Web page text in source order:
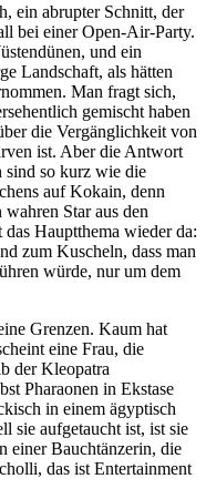
ein abrupter Schnitt, der
bei einer Open-Air-Party.
und ein
Landschaft, als hätten
Man fragt sich,
gemischt haben
die Vergänglichkeit von
ist. Aber die Antwort
sind so kurz wie die
auf Kokain, denn
Star aus den
Hauptthema wieder da:
zum Kuscheln, dass man
würde, nur um dem
Grenzen. Kaum hat
eine Frau, die
der Kleopatra
Pharaonen in Ekstase
in einem ägyptisch
sie aufgetaucht ist, ist sie
einer Bauchtänzerin, die
das ist Entertainment